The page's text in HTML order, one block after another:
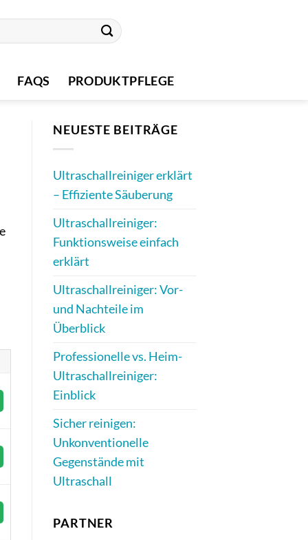
FAQS PRODUKTPFLEGE
NEUESTE BEITRÄGE
Ultraschallreiniger erklärt
– Effiziente Säuberung
Ultraschallreiniger:
Funktionsweise einfach
erklärt
Ultraschallreiniger: Vor-
und Nachteile im
Überblick
Professionelle vs. Heim-
Ultraschallreiniger:
Einblick
Sicher reinigen:
Unkonventionelle
Gegenstände mit
Ultraschall
PARTNER